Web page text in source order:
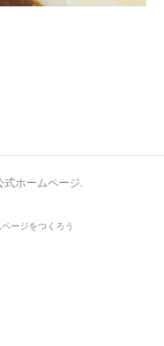
ホームページ.
ージをつくろう